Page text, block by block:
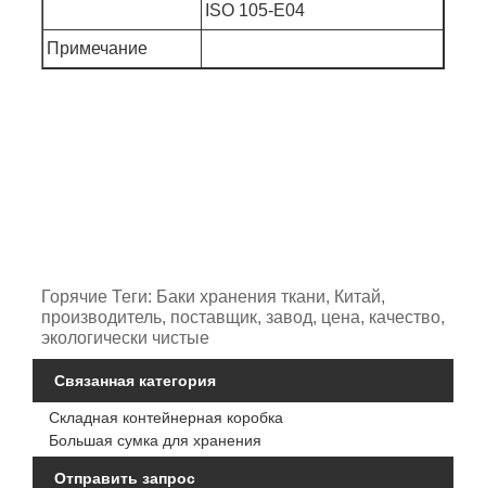
ISO 105-E04
Примечание
Горячие Теги: Баки хранения ткани, Китай,
производитель, поставщик, завод, цена, качество,
экологически чистые
Связанная категория
Складная контейнерная коробка
Большая сумка для хранения
Отправить запрос